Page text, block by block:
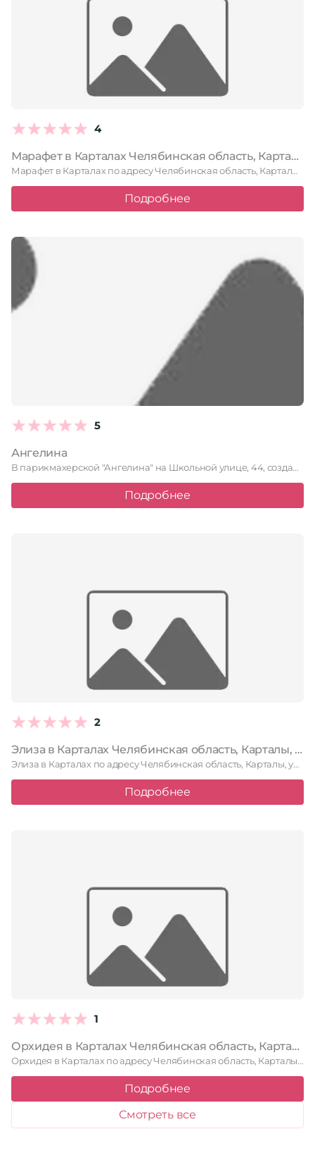
4
Марафет в Карталах Челябинская область, Карталы, переулок Дзержинского, 1
Марафет в Карталах по адресу Челябинская область, Карталы, переулок Дзержинского, …
Подробнее
5
Ангелина
В парикмахерской "Ангелина" на Школьной улице, 44, создают образы с …
Подробнее
2
Элиза в Карталах Челябинская область, Карталы, улица Ленина, 16
Элиза в Карталах по адресу Челябинская область, Карталы, улица Ленина, …
Подробнее
1
Орхидея в Карталах Челябинская область, Карталы, улица Славы, 10, 72 офис
Орхидея в Карталах по адресу Челябинская область, Карталы, улица Славы, …
Подробнее
Смотреть все